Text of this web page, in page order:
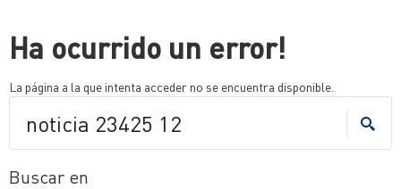
Ha ocurrido un error!
La página a la que intenta acceder no se encuentra disponible.
Buscar en